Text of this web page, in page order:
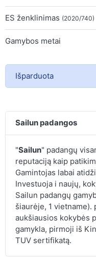
ES ženklinimas (2020/740)
Gamybos metai
Išparduota
Sailun padangos
"Sailun" padangų
reputaciją kaip
Gamintojas labai
Investuoja i naujų,
Sailun padangų
šiaurėje, 1
aukšiausios kokybės
gamykla, pirmoji iš
TUV sertifikatą.